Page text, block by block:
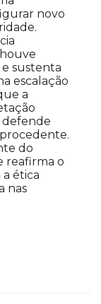
novo
e sustenta
escalação
a
do
reafirma o
ética
nas